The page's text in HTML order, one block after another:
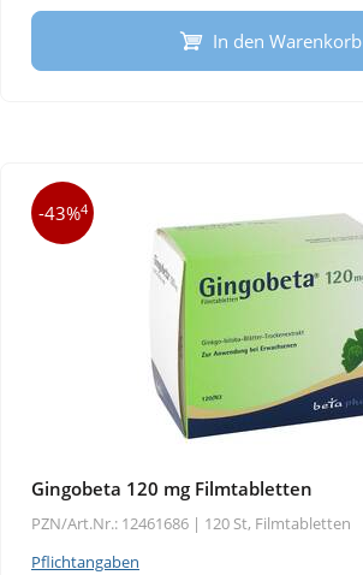
In den Warenkorb
-43%4
Gingobeta 120 mg Filmtabletten
PZN/Art.Nr.: 12461686 | 120 St, Filmtabletten
Pflichtangaben